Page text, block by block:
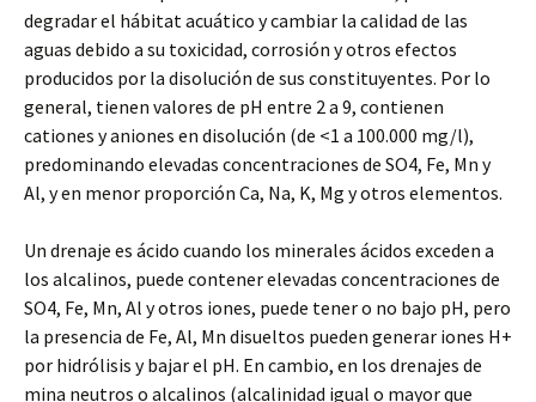
degradar el hábitat acuático y cambiar la calidad de las
aguas debido a su toxicidad, corrosión y otros efectos
producidos por la disolución de sus constituyentes. Por lo
general, tienen valores de pH entre 2 a 9, contienen
cationes y aniones en disolución (de <1 a 100.000 mg/l),
predominando elevadas concentraciones de SO4, Fe, Mn y
Al, y en menor proporción Ca, Na, K, Mg y otros elementos.
Un drenaje es ácido cuando los minerales ácidos exceden a
los alcalinos, puede contener elevadas concentraciones de
SO4, Fe, Mn, Al y otros iones, puede tener o no bajo pH, pero
la presencia de Fe, Al, Mn disueltos pueden generar iones H+
por hidrólisis y bajar el pH. En cambio, en los drenajes de
mina neutros o alcalinos (alcalinidad igual o mayor que